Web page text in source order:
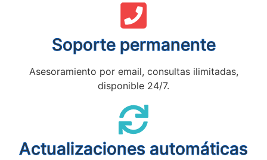
Soporte permanente
Asesoramiento por email, consultas ilimitadas,
disponible 24/7.
Actualizaciones automáticas